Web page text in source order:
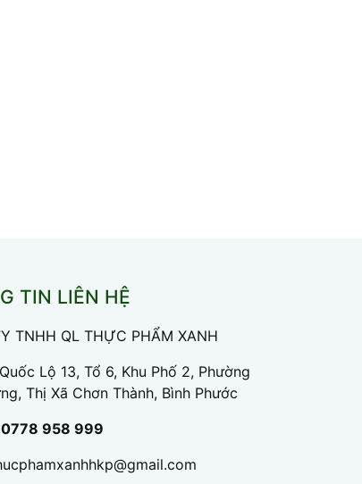
TIN LIÊN HỆ
TNHH QL THỰC PHẨM XANH
Lộ 13, Tổ 6, Khu Phố 2, Phường
Thị Xã Chơn Thành, Bình Phước
0778 958 999